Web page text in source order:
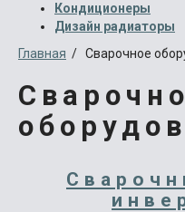
Кондиционеры
Дизайн радиаторы
Главная / Сварочное